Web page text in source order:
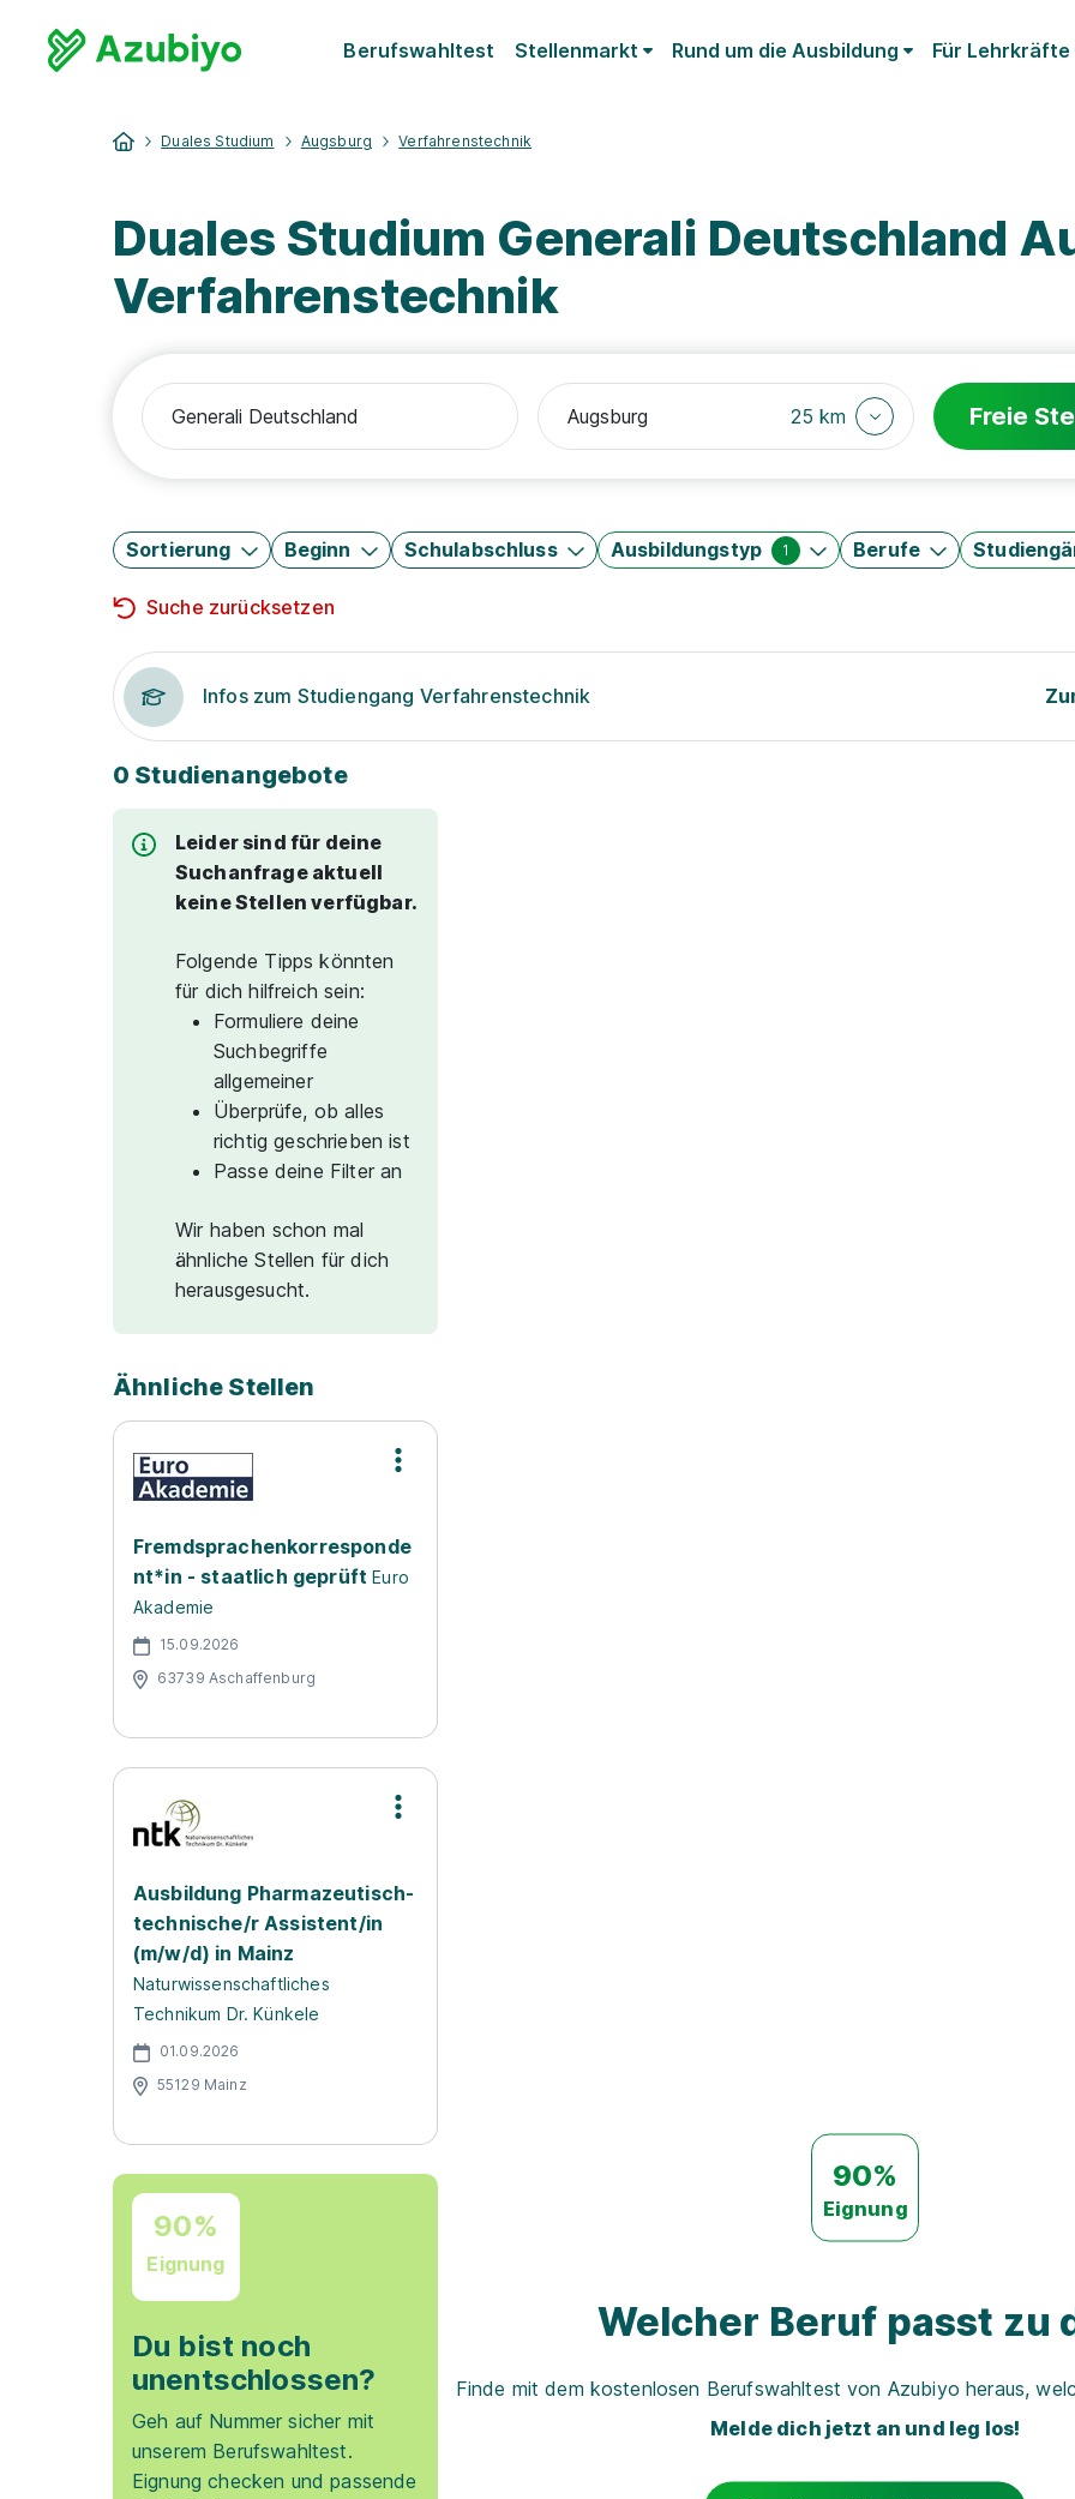
Berufswahltest Stellenmarkt Rund um die Ausbildung Für Lehrkräfte
Duales Studium Augsburg Verfahrenstechnik
Duales Studium Generali Deutschland
Verfahrenstechnik
25 km Freie
Sortierung Beginn Schulabschluss Ausbildungstyp 1 Berufe
Suche zurücksetzen
Infos zum Studiengang Verfahrenstechnik
0 Studienangebote
Leider sind für deine
Suchanfrage aktuell
keine Stellen verfügbar.
Folgende Tipps könnten
für dich hilfreich sein:
Formuliere deine
Suchbegriffe
allgemeiner
Überprüfe, ob alles
richtig geschrieben ist
Passe deine Filter an
Wir haben schon mal
ähnliche Stellen für dich
herausgesucht.
Ähnliche Stellen
Fremdsprachenkorresponde
nt*in - staatlich geprüft Euro
Akademie
15.09.2026
63739 Aschaffenburg
Ausbildung Pharmazeutisch-
technische/r Assistent/in
(m/w/d) in Mainz
Naturwissenschaftliches
Technikum Dr. Künkele
01.09.2026
55129 Mainz
90%
Eignung
Du bist noch
unentschlossen?
Geh auf Nummer sicher mit
unserem Berufswahltest.
Eignung checken und passende
90%
Eignung
Welcher Beruf passt zu
Finde mit dem kostenlosen Berufswahltest von Azubiyo heraus,
Melde dich jetzt an und leg los!